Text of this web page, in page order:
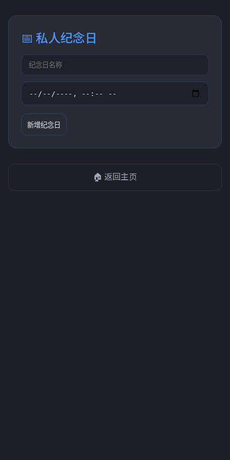
📅 私人纪念日
新增纪念日
🏠 返回主页